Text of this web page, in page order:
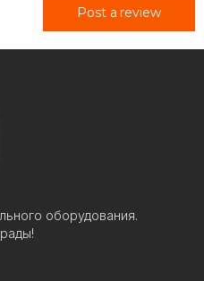
Post a review
оборудования.